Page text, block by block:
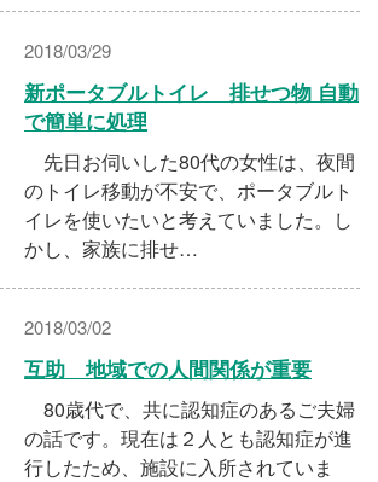
2018/03/29
新ポータブルトイレ 排せつ物 自動
で簡単に処理
先日お伺いした80代の女性は、夜間
のトイレ移動が不安で、ポータブルト
イレを使いたいと考えていました。し
かし、家族に排せ…
2018/03/02
互助 地域での人間関係が重要
80歳代で、共に認知症のあるご夫婦
の話です。現在は２人とも認知症が進
行したため、施設に入所されていま